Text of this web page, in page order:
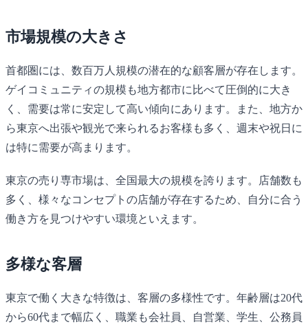
市場規模の大きさ
首都圏には、数百万人規模の潜在的な顧客層が存在します。
ゲイコミュニティの規模も地方都市に比べて圧倒的に大き
く、需要は常に安定して高い傾向にあります。また、地方か
ら東京へ出張や観光で来られるお客様も多く、週末や祝日に
は特に需要が高まります。
東京の売り専市場は、全国最大の規模を誇ります。店舗数も
多く、様々なコンセプトの店舗が存在するため、自分に合う
働き方を見つけやすい環境といえます。
多様な客層
東京で働く大きな特徴は、客層の多様性です。年齢層は20代
から60代まで幅広く、職業も会社員、自営業、学生、公務員